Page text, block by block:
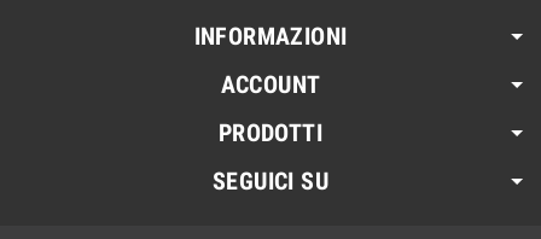
INFORMAZIONI
ACCOUNT
PRODOTTI
SEGUICI SU